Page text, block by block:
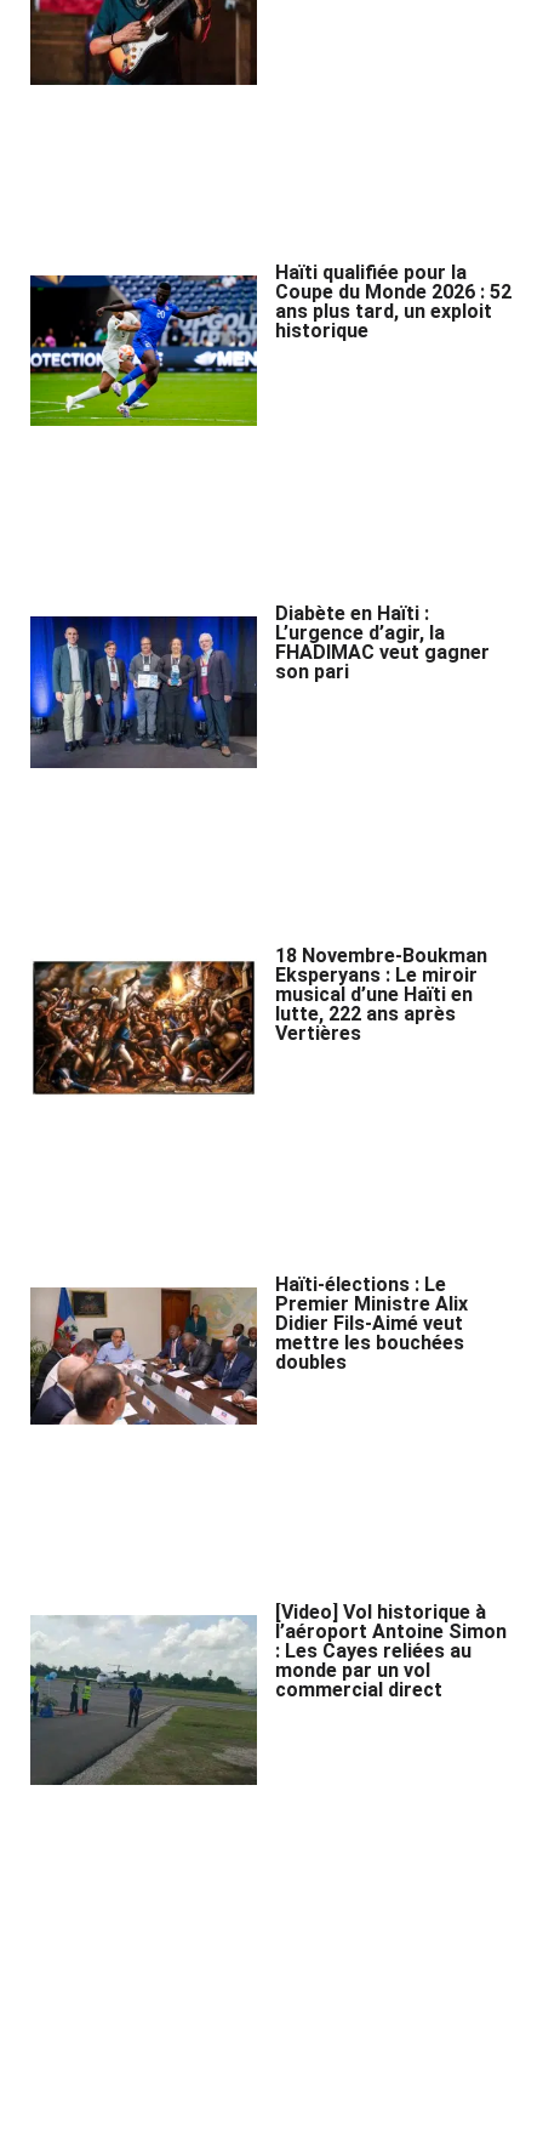
Haïti qualifiée pour la
Coupe du Monde 2026 : 52
ans plus tard, un exploit
historique
Diabète en Haïti :
L’urgence d’agir, la
FHADIMAC veut gagner
son pari
18 Novembre-Boukman
Eksperyans : Le miroir
musical d’une Haïti en
lutte, 222 ans après
Vertières
Haïti-élections : Le
Premier Ministre Alix
Didier Fils-Aimé veut
mettre les bouchées
doubles
[Video] Vol historique à
l’aéroport Antoine Simon
: Les Cayes reliées au
monde par un vol
commercial direct